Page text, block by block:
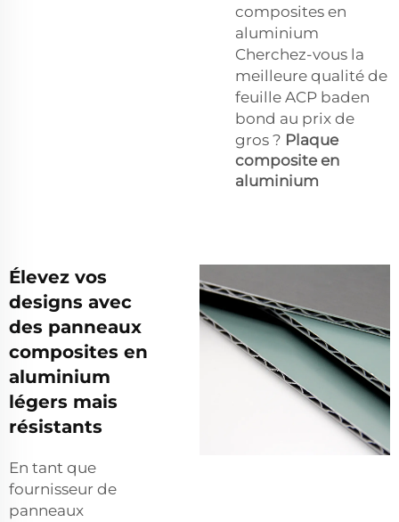
composites en
aluminium
Cherchez-vous la
meilleure qualité de
feuille ACP baden
bond au prix de
gros ? Plaque
composite en
aluminium
Élevez vos
designs avec
des panneaux
composites en
aluminium
légers mais
résistants
En tant que
fournisseur de
panneaux